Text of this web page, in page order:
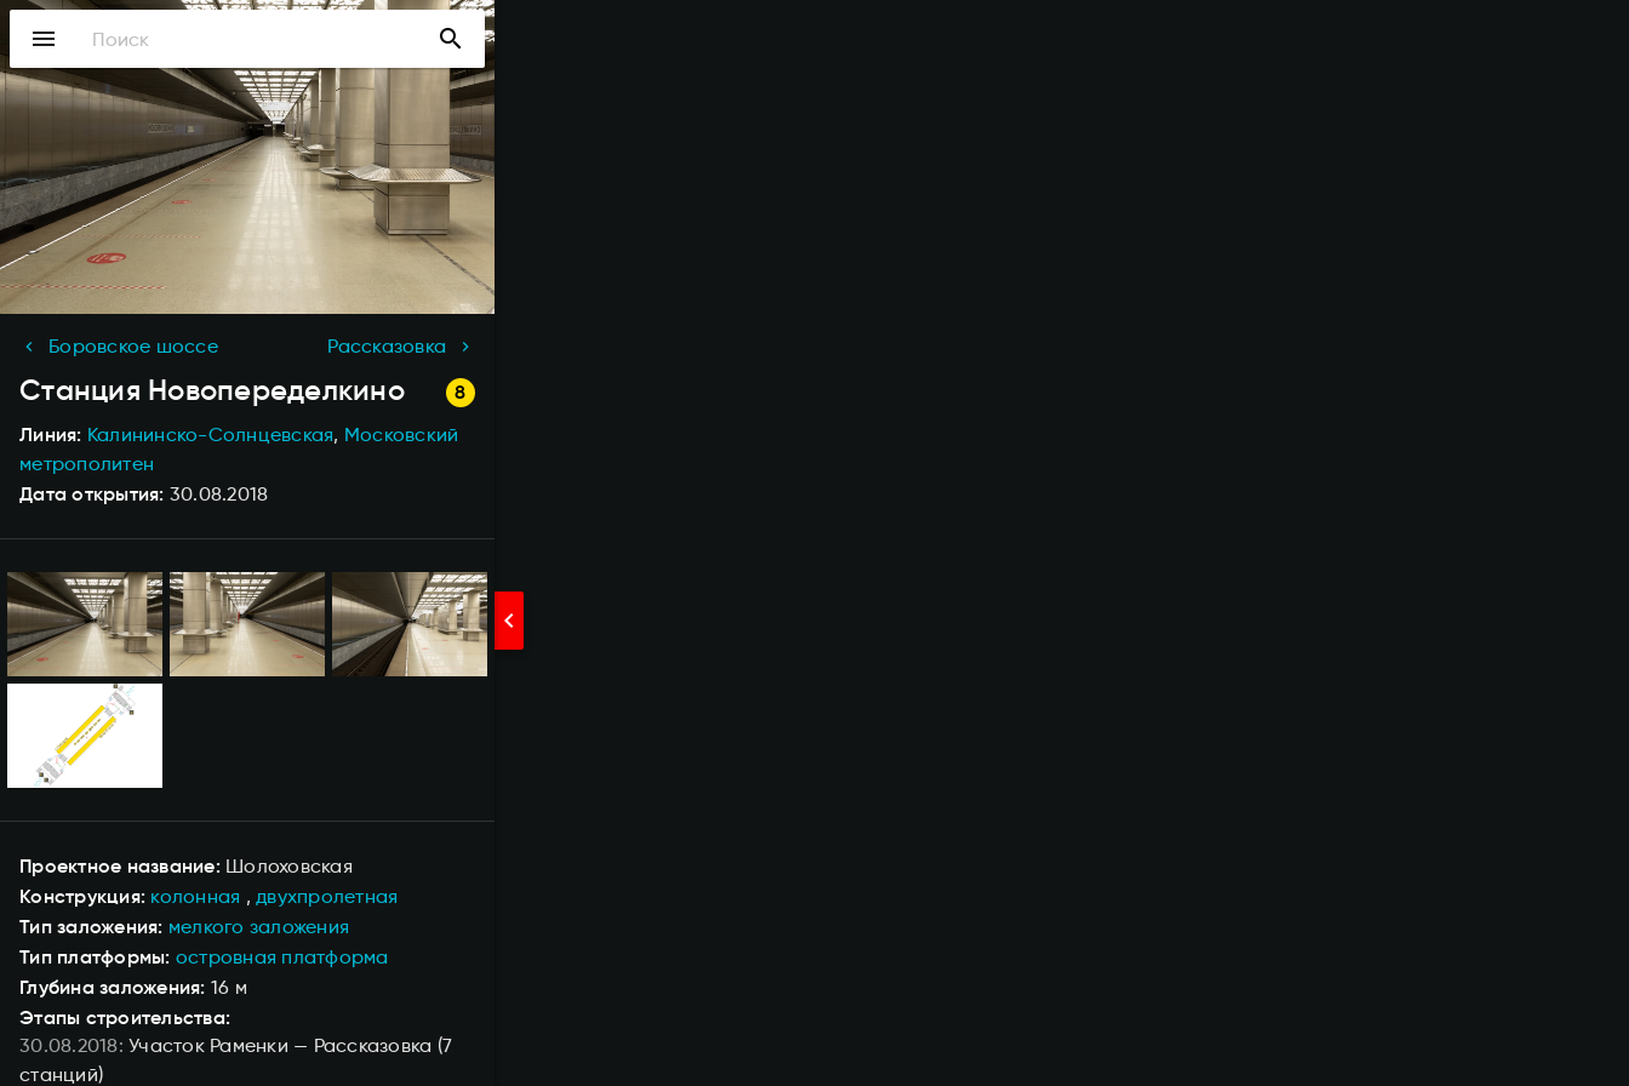
Перейти
основному
содержанию
menu search
chevron_right
Боровское шоссе Рассказовка
Станция Новопеределкино
Линия Калининско-Солнцевская Московский
метрополитен
Дата открытия 30.08.2018
Проектное название Шолоховская
Конструкция колонная двухпролетная
Тип заложения мелкого заложения
Тип платформы островная платформа
Глубина заложения 16 м
Этапы строительства:
30.08.2018 Участок Раменки — Рассказовка (7
станций)